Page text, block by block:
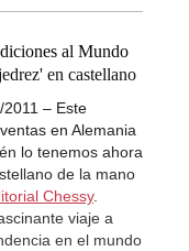
al Mundo
en castellano
2011 – Este
en Alemania
lo tenemos ahora
de la mano
Chessy.
viaje a
en el mundo